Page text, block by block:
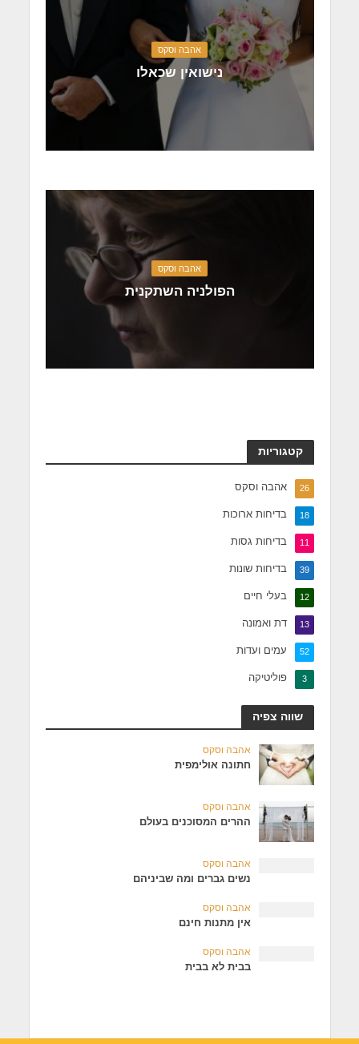
אהבה וסקס
נישואין שכאלו
אהבה וסקס
הפולניה השתקנית
קטגוריות
אהבה וסקס 26
בדיחות ארוכות 18
בדיחות גסות 11
בדיחות שונות 39
בעלי חיים 12
דת ואמונה 13
עמים ועדות 52
פוליטיקה 3
שווה צפיה
אהבה וסקס
חתונה אולימפית
אהבה וסקס
ההרים המסוכנים בעולם
אהבה וסקס
נשים גברים ומה שביניהם
אהבה וסקס
אין מתנות חינם
אהבה וסקס
בבית לא בבית